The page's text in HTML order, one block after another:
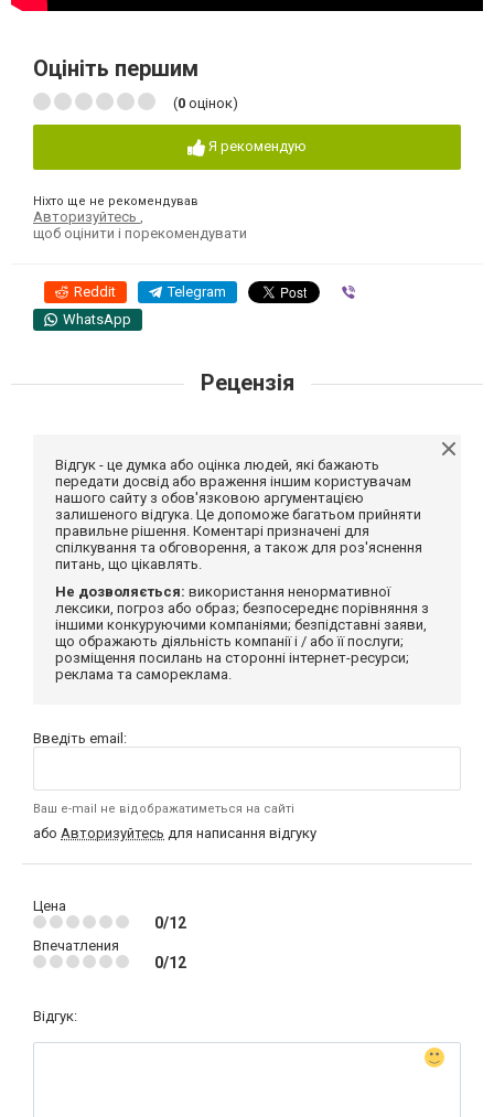
Оцініть першим
(0 оцінок)
Я рекомендую
Ніхто ще не рекомендував
Авторизуйтесь
щоб оцінити і порекомендувати
Reddit Telegram
WhatsApp
Рецензія
Відгук - це думка або оцінка людей, які бажають
передати досвід або враження іншим користувачам
нашого сайту з обов'язковою аргументацією
залишеного відгука. Це допоможе багатьом прийняти
правильне рішення. Коментарі призначені для
спілкування та обговорення, а також для роз'яснення
питань, що цікавлять.
Не дозволяється: використання ненормативної
лексики, погроз або образ; безпосереднє порівняння з
іншими конкуруючими компаніями; безпідставні заяви,
що ображають діяльність компанії і / або її послуги;
розміщення посилань на сторонні інтернет-ресурси;
реклама та самореклама.
Введіть email:
Ваш e-mail не відображатиметься на сайті
або Авторизуйтесь для написання відгуку
Цена
0/12
Впечатления
0/12
Відгук: